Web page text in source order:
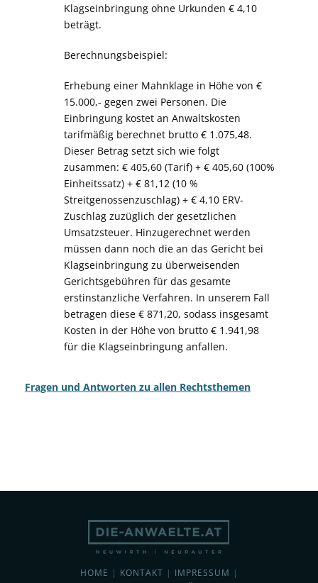
Klagseinbringung ohne Urkunden € 4,10
beträgt.
Berechnungsbeispiel:
Erhebung einer Mahnklage in Höhe von €
15.000,- gegen zwei Personen. Die
Einbringung kostet an Anwaltskosten
tarifmäßig berechnet brutto € 1.075,48.
Dieser Betrag setzt sich wie folgt
zusammen: € 405,60 (Tarif) + € 405,60 (100%
Einheitssatz) + € 81,12 (10 %
Streitgenossenzuschlag) + € 4,10 ERV-
Zuschlag zuzüglich der gesetzlichen
Umsatzsteuer. Hinzugerechnet werden
müssen dann noch die an das Gericht bei
Klagseinbringung zu überweisenden
Gerichtsgebühren für das gesamte
erstinstanzliche Verfahren. In unserem Fall
betragen diese € 871,20, sodass insgesamt
Kosten in der Höhe von brutto € 1.941,98
für die Klagseinbringung anfallen.
Fragen und Antworten zu allen Rechtsthemen
HOME | KONTAKT | IMPRESSUM |